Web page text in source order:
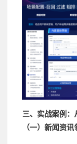
三、实战案例：
（一）新闻资